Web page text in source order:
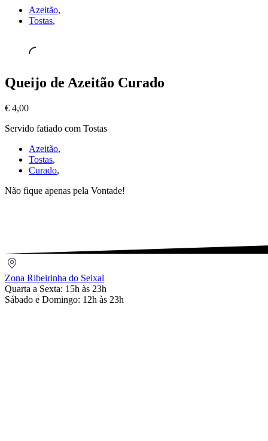
3,50
Azeitão,
Tostas,
Queijo
Curado
4,00
Queijo de Azeitão Curado
€ 4,00
Servido fatiado com Tostas
Azeitão,
Tostas,
Curado,
Não fique apenas pela Vontade!
do
Seixal
Zona Ribeirinha do Seixal
Quarta a Sexta: 15h às 23h
Sábado e Domingo: 12h às 23h